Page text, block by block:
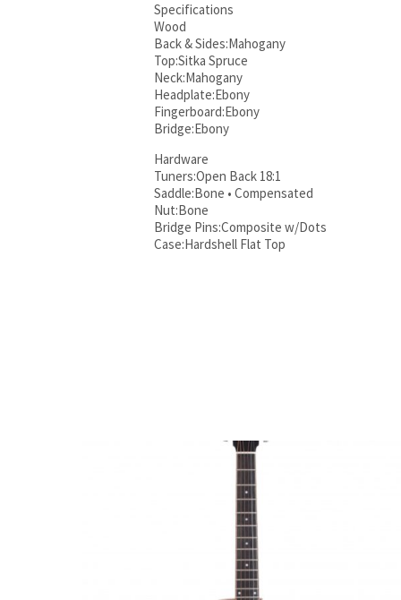
Specifications
Wood
Back & Sides:Mahogany
Top:Sitka Spruce
Neck:Mahogany
Headplate:Ebony
Fingerboard:Ebony
Bridge:Ebony
Hardware
Tuners:Open Back 18:1
Saddle:Bone • Compensated
Nut:Bone
Bridge Pins:Composite w/Dots
Case:Hardshell Flat Top